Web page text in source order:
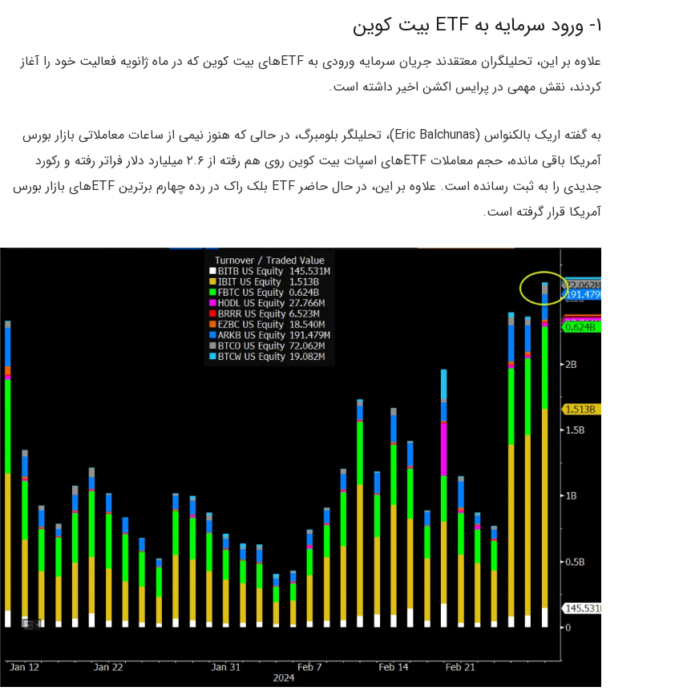
۱- ورود سرمایه به ETF بیت کوین
علاوه بر این، تحلیلگران معتقدند جریان سرمایه ورودی به ETF‌های بیت کوین که در ماه ژانویه فعالیت خود را آغاز
کردند، نقش مهمی در پرایس اکشن اخیر داشته است.
به گفته اریک بالکنواس (Eric Balchunas)، تحلیلگر بلومبرگ، در حالی که هنوز نیمی از ساعات معاملاتی بازار بورس
آمریکا باقی مانده، حجم معاملات ETFهای اسپات بیت کوین روی هم رفته از ۲.۶ میلیارد دلار فراتر رفته و رکورد
جدیدی را به ثبت رسانده است. علاوه بر این، در حال حاضر ETF بلک راک در رده چهارم برترین ETFهای بازار بورس
آمریکا قرار گرفته است.